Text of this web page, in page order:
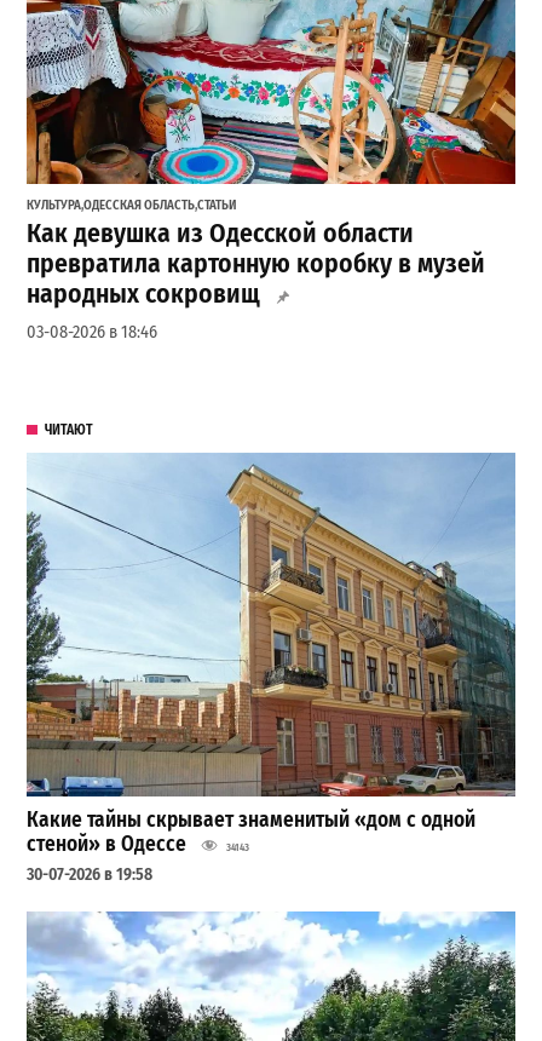
КУЛЬТУРА,ОДЕССКАЯ ОБЛАСТЬ,СТАТЬИ
Как девушка из Одесской области
превратила картонную коробку в музей
народных сокровищ
03-08-2026 в 18:46
ЧИТАЮТ
Какие тайны скрывает знаменитый «дом с одной
стеной» в Одессе
34143
30-07-2026 в 19:58